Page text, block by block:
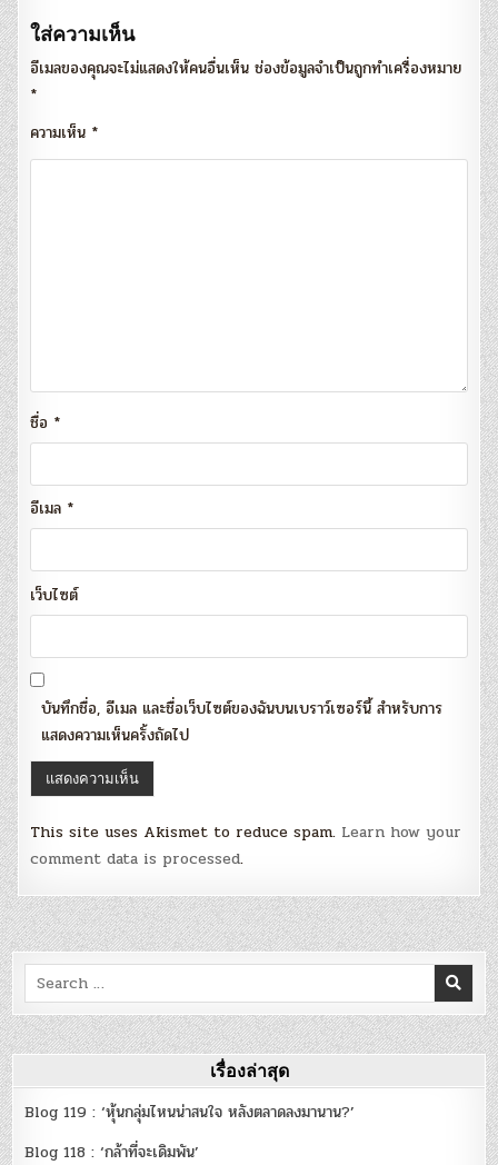
ใส่ความเห็น
อีเมลของคุณจะไม่แสดงให้คนอื่นเห็น ช่องข้อมูลจำเป็นถูกทำเครื่องหมาย
*
ความเห็น *
ชื่อ *
อีเมล *
เว็บไซต์
บันทึกชื่อ, อีเมล และชื่อเว็บไซต์ของฉันบนเบราว์เซอร์นี้ สำหรับการ
แสดงความเห็นครั้งถัดไป
This site uses Akismet to reduce spam. Learn how your
comment data is processed.
Search
for:
เรื่องล่าสุด
Blog 119 : ‘หุ้นกลุ่มไหนน่าสนใจ หลังตลาดลงมานาน?’
Blog 118 : ‘กล้าที่จะเดิมพัน’